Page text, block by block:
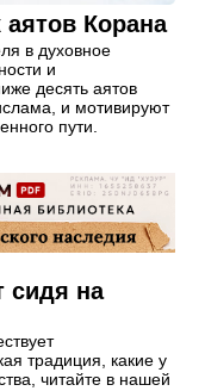
Корана
в духовное
и
десять аятов
и мотивируют
пути.
сидя на
традиция, какие у
читайте в нашей